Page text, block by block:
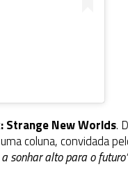
Strange New Worlds.
coluna, convidada
sonhar alto para o